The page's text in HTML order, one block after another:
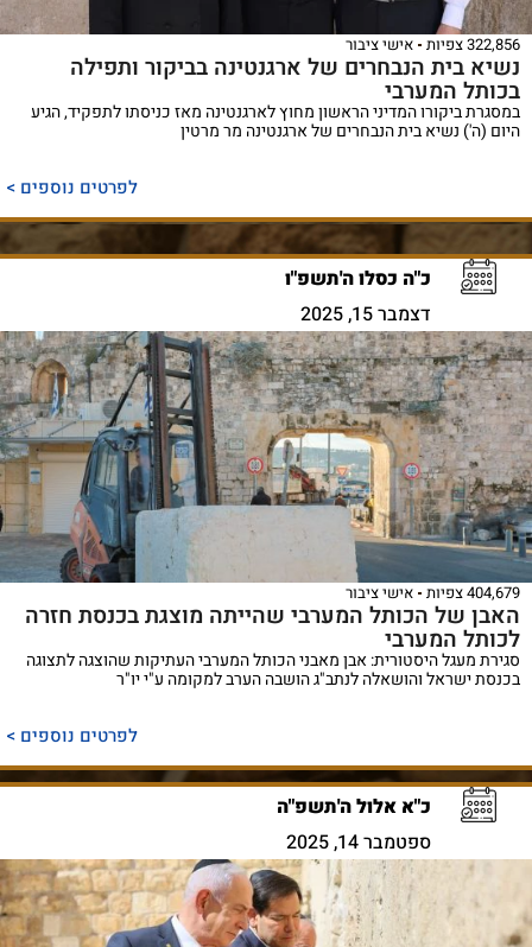
322,856 צפיות אישי ציבור
נשיא בית הנבחרים של ארגנטינה בביקור ותפילה
בכותל המערבי
במסגרת ביקורו המדיני הראשון מחוץ לארגנטינה מאז כניסתו לתפקיד, הגיע
היום (ה') נשיא בית הנבחרים של ארגנטינה מר מרטין
לפרטים נוספים >
כ"ה כסלו ה'תשפ"ו
דצמבר 15, 2025
404,679 צפיות אישי ציבור
האבן של הכותל המערבי שהייתה מוצגת בכנסת חזרה
לכותל המערבי
סגירת מעגל היסטורית: אבן מאבני הכותל המערבי העתיקות שהוצגה לתצוגה
בכנסת ישראל והושאלה לנתב"ג הושבה הערב למקומה ע"י יו"ר
לפרטים נוספים >
כ"א אלול ה'תשפ"ה
ספטמבר 14, 2025